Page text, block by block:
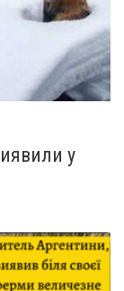
у